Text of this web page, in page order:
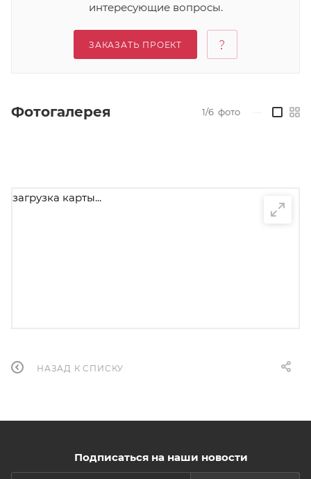
интересующие вопросы.
ЗАКАЗАТЬ ПРОЕКТ
Фотогалерея 1/6 фото
загрузка карты...
НАЗАД К СПИСКУ
Подписаться на наши новости